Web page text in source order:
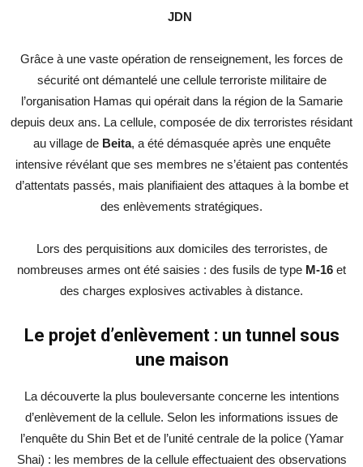
JDN
Grâce à une vaste opération de renseignement, les forces de
sécurité ont démantelé une cellule terroriste militaire de
l’organisation Hamas qui opérait dans la région de la Samarie
depuis deux ans. La cellule, composée de dix terroristes résidant
au village de Beita, a été démasquée après une enquête
intensive révélant que ses membres ne s’étaient pas contentés
d’attentats passés, mais planifiaient des attaques à la bombe et
des enlèvements stratégiques.
Lors des perquisitions aux domiciles des terroristes, de
nombreuses armes ont été saisies : des fusils de type M-16 et
des charges explosives activables à distance.
Le projet d’enlèvement : un tunnel sous
une maison
La découverte la plus bouleversante concerne les intentions
d’enlèvement de la cellule. Selon les informations issues de
l’enquête du Shin Bet et de l’unité centrale de la police (Yamar
Shai) : les membres de la cellule effectuaient des observations